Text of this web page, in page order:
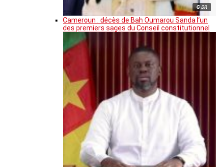
© DR
Cameroun : décès de Bah Oumarou Sanda l’un
des premiers sages du Conseil constitutionnel